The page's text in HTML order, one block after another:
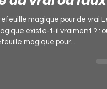
magique
? :
du vrai ou faux
existe-t-il vraiment ? : oui